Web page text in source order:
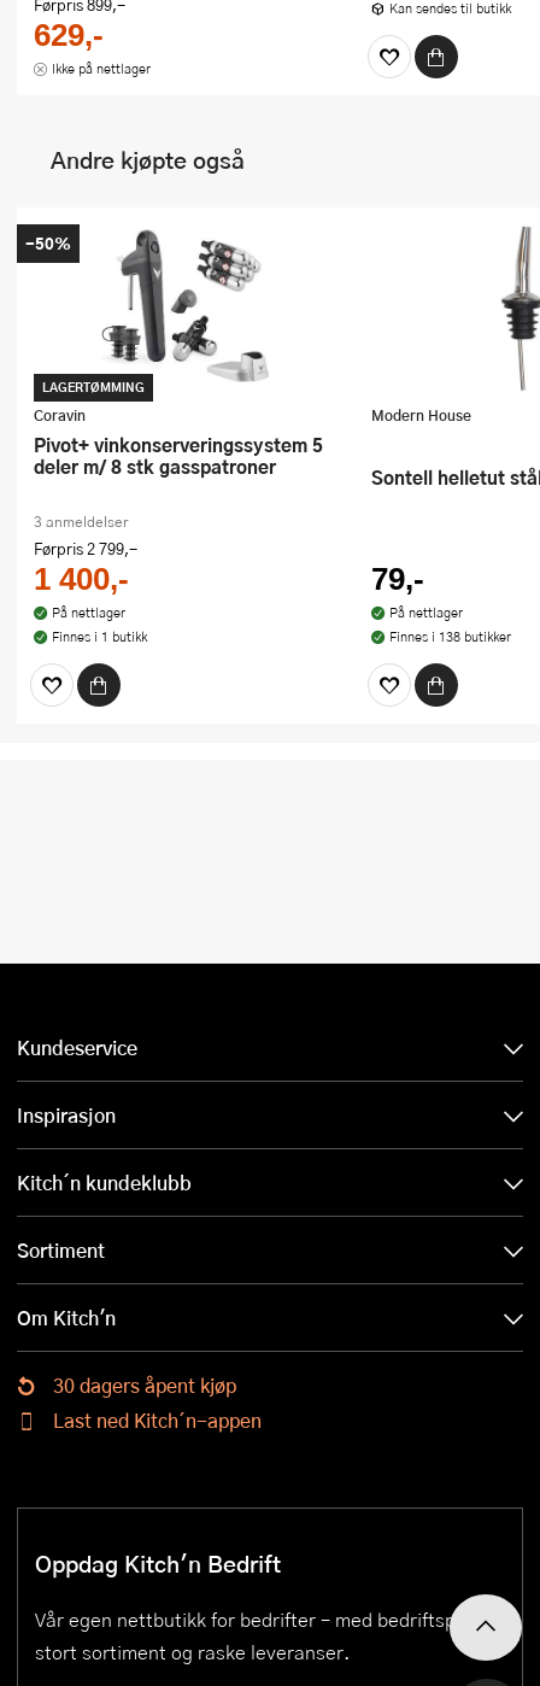
629,-
Ikke på nettlager
Kan sendes til butikk
Andre kjøpte også
LAGERTØMMING
Coravin
Pivot+ vinkonserveringssystem 5
deler m/ 8 stk gasspatroner
3 anmeldelser
Førpris2 799,-
1 400,-
På nettlager
Finnes i 1 butikk
-50%
Modern House
Sontell helletut
79,-
På nettlager
Finnes i 138 butikker
Kundeservice
Inspirasjon
Kitch´n kundeklubb
Sortiment
Om Kitch'n
30 dagers åpent kjøp
Last ned Kitch´n-appen
Oppdag Kitch'n Bedrift
Vår egen nettbutikk for bedrifter – med bedriftspriser,
stort sortiment og raske leveranser.